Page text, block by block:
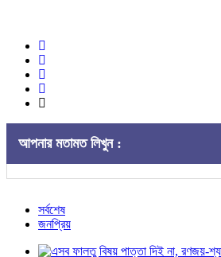
আপনার মতামত লিখুন :
সর্বশেষ
জনপ্রিয়